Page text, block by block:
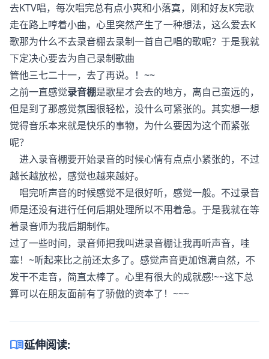
去KTV唱，每次唱完总有点小爽和小落寞，刚和好友K完歌
走在路上哼着小曲，心里突然产生了一种想法，这么爱去K
歌那为什么不去录音棚去录制一首自己唱的歌呢？于是我就
下定决心要去为自己录制歌曲
管他三七二十一，去了再说。！~~
之前一直感觉录音棚是歌星才会去的地方，离自己蛮远的，
但是到了那感觉氛围很轻松，没什么可紧张的。其实想一想
觉得音乐本来就是快乐的事物，为什么要因为这个而紧张
呢？
进入录音棚要开始录音的时候心情有点点小紧张的，不过
越长越放松，感觉也越来越好。
唱完听声音的时候感觉不是很好听，感觉一般。不过录音
师是还没有进行任何后期处理所以不用着急。于是我就在等
着录音师为我后期制作。
过了一些时间，录音师把我叫进录音棚让我再听声音，哇
塞！~听起来比之前还太多了。感觉声音更加饱满自然，不
发干不走音，简直太棒了。心里有很大的成就感!~~这下总
算可以在朋友面前有了骄傲的资本了！~~~
menu_book延伸阅读: